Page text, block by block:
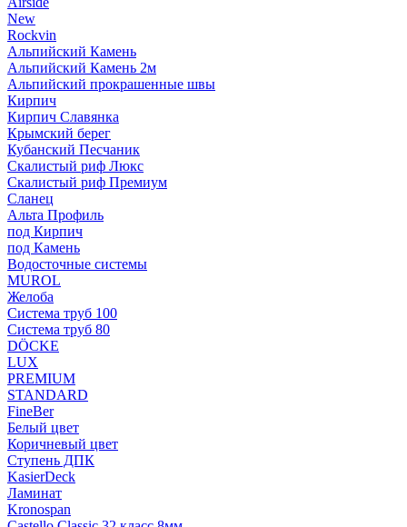
New
Rockvin
Альпийский Камень
Альпийский Камень 2м
Альпийский прокрашенные швы
Кирпич
Кирпич Славянка
Крымский берег
Кубанский Песчаник
Скалистый риф Люкс
Скалистый риф Премиум
Сланец
Альта Профиль
под Кирпич
под Камень
Водосточные системы
MUROL
Желоба
Система труб 100
Система труб 80
DÖCKE
LUX
PREMIUM
STANDARD
FineBer
Белый цвет
Коричневый цвет
Ступень ДПК
KasierDeck
Ламинат
Kronospan